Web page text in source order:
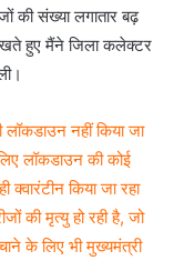
की संख्या लगातार बढ़
देखते हुए मैंने जिला कलेक्टर
नहीं किया जा
लॉकडाउन की कोई
किया जा रहा
की मृत्यु हो रही है, जो
के लिए भी मुख्यमंत्री